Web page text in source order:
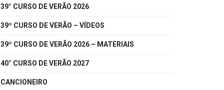
39° CURSO DE VERÃO 2026
39º CURSO DE VERÃO – VÍDEOS
39º CURSO DE VERÃO 2026 – MATERIAIS
40° CURSO DE VERÃO 2027
CANCIONEIRO